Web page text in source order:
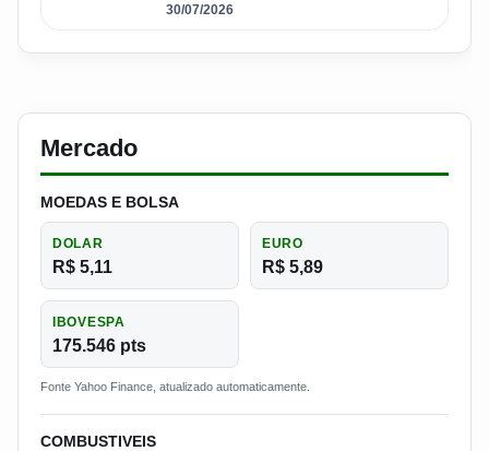
30/07/2026
Mercado
MOEDAS E BOLSA
DOLAR
R$ 5,11
EURO
R$ 5,89
IBOVESPA
175.546 pts
Fonte Yahoo Finance, atualizado automaticamente.
COMBUSTIVEIS